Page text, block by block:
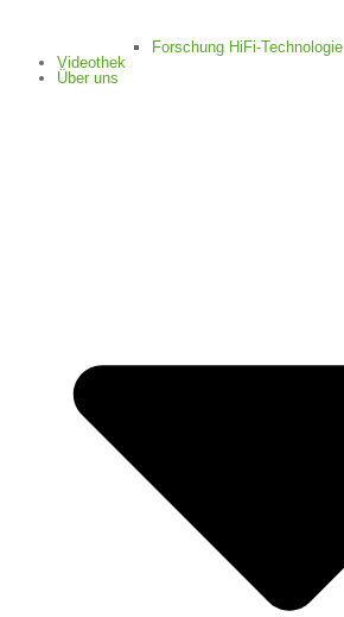
Forschung HiFi-Technologie
Videothek
Über uns